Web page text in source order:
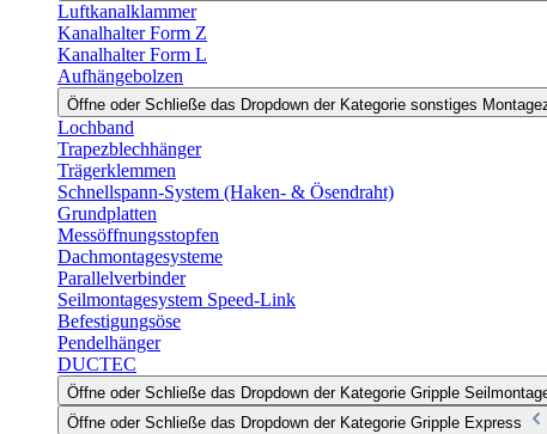
Luftkanalklammer
Kanalhalter Form Z
Kanalhalter Form L
Aufhängebolzen
Öffne oder Schließe das Dropdown der Kategorie sonstiges
Lochband
Trapezblechhänger
Trägerklemmen
Schnellspann-System (Haken- & Ösendraht)
Grundplatten
Messöffnungsstopfen
Dachmontagesysteme
Parallelverbinder
Seilmontagesystem Speed-Link
Befestigungsöse
Pendelhänger
DUCTEC
Öffne oder Schließe das Dropdown der Kategorie Gripple
Öffne oder Schließe das Dropdown der Kategorie Gripple Express